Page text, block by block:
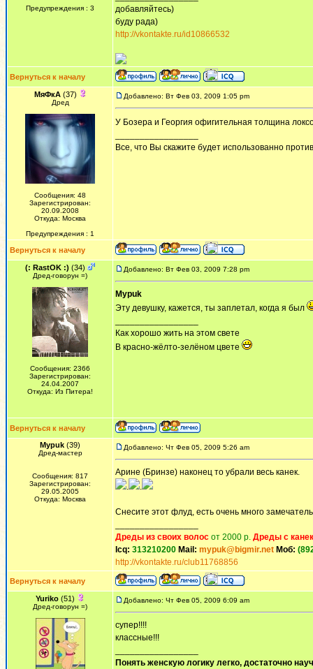
Предупреждения : 3
добавляйтесь)
буду рада)
http://vkontakte.ru/id10866532
Вернуться к началу
МяФкА(37)
Дред
Сообщения: 48
Зарегистрирован:
20.09.2008
Откуда: Москва
Предупреждения : 1
Добавлено: Вт Фев 03, 2009 1:05 pm
У Бозера и Георгия офигительная толщина
Все, что Вы скажите будет использованно
Вернуться к началу
(: RastOK :) (34)
Дред-говорун =)
Сообщения: 2366
Зарегистрирован:
24.04.2007
Откуда: Из Питера!
Добавлено: Вт Фев 03, 2009 7:28 pm
Mypuk
Эту девушку, кажется, ты заплетал, когда я был
Как хорошо жить на этом свете
В красно-жёлто-зелёном цвете
Вернуться к началу
Mypuk (39)
Дред-мастер
Сообщения: 817
Зарегистрирован:
29.05.2005
Откуда: Москва
Добавлено: Чт Фев 05, 2009 5:26 am
Арине (Бринзе) наконец то убрали весь канек.
.
.
Снесите этот флуд, есть очень много
Дреды из своих волос от 2000 р. Дреды с
Icq: 313210200 Mail: mypuk@bigmir.net Моб:
http://vkontakte.ru/club11768856
Вернуться к началу
Yuriko (51)
Дред-говорун =)
Добавлено: Чт Фев 05, 2009 6:09 am
супер!!!!
классные!!!
Понять женскую логику легко, достаточно